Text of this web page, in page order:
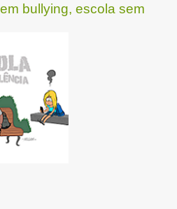
bullying, escola sem